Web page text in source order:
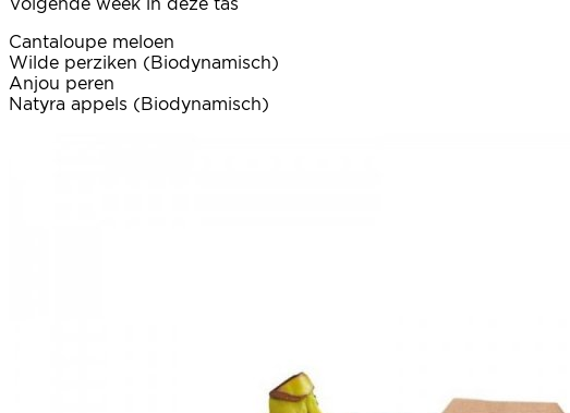
Volgende week in deze tas
Cantaloupe meloen
Wilde perziken (Biodynamisch)
Anjou peren
Natyra appels (Biodynamisch)